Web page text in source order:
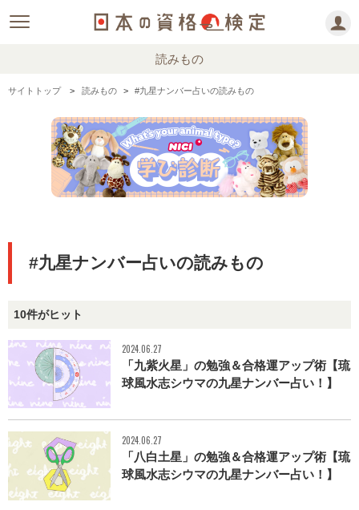
読みもの
サイトトップ 読みもの #九星ナンバー占いの読みもの
#九星ナンバー占いの読みもの
10件がヒット
2024.06.27
「九紫火星」の勉強＆合格運アップ術【琉
球風水志シウマの九星ナンバー占い！】
2024.06.27
「八白土星」の勉強＆合格運アップ術【琉
球風水志シウマの九星ナンバー占い！】